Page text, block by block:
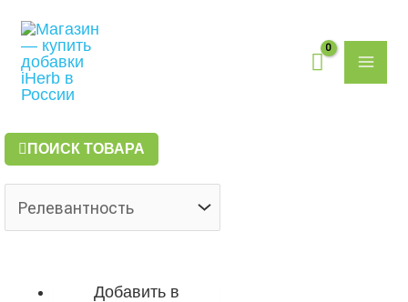
содержимому
ПОИСК ТОВАРА
Добавить в
товаров